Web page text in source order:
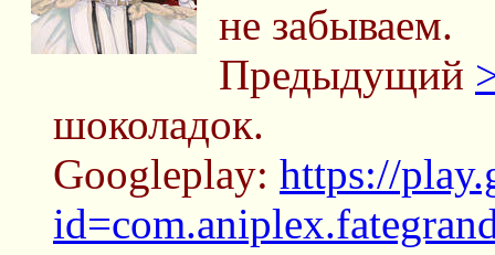
не забываем.
Предыдущий
шоколадок.
Googleplay: https://